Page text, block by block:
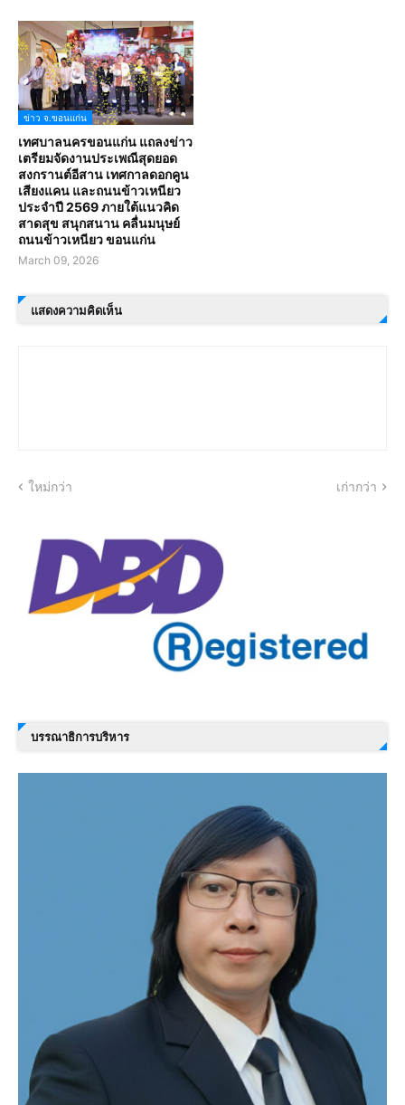
ข่าว จ.ขอนแก่น
เทศบาลนครขอนแก่น แถลงข่าว
เตรียมจัดงานประเพณีสุดยอด
สงกรานต์อีสาน เทศกาลดอกคูน
เสียงแคน และถนนข้าวเหนียว
ประจำปี 2569 ภายใต้แนวคิด
สาดสุข สนุกสนาน คลื่นมนุษย์
ถนนข้าวเหนียว ขอนแก่น
March 09, 2026
แสดงความคิดเห็น
ใหม่กว่า เก่ากว่า
บรรณาธิการบริหาร